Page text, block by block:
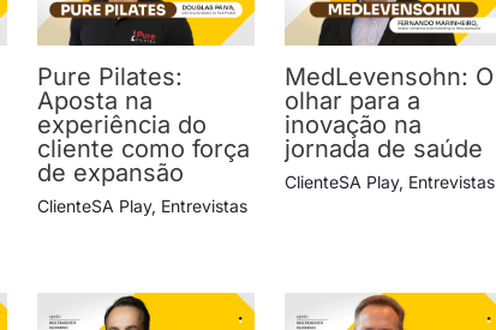
Pure Pilates:
Aposta na
experiência do
cliente como força
de expansão
ClienteSA Play, Entrevistas
MedLevensohn: O
olhar para a
inovação na
jornada de saúde
ClienteSA Play, Entrevistas